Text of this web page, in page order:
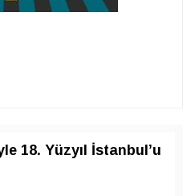
18. Yüzyıl İstanbul’u